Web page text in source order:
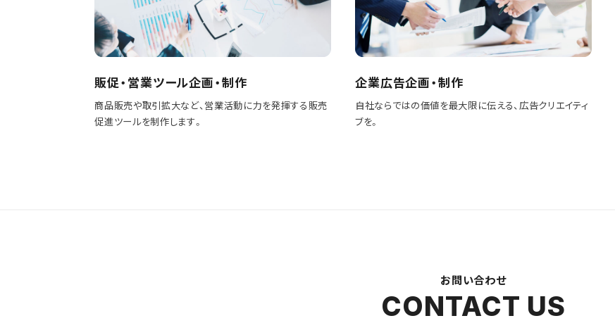
販促・営業ツール企画・制作
商品販売や取引拡大など、営業活動に力を発揮する販売
促進ツールを制作します。
企業広告企画・制作
自社ならではの価値を最大限に伝える、広告クリエイティ
ブを。
お問い合わせ
CONTACT US